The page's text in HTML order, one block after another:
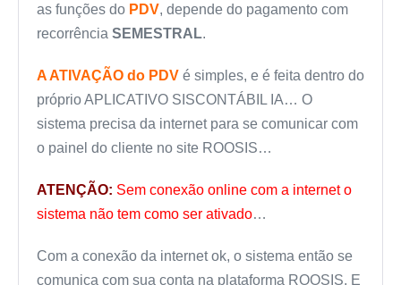
as funções do PDV, depende do pagamento com
recorrência SEMESTRAL.
A ATIVAÇÃO do PDV é simples, e é feita dentro do
próprio APLICATIVO SISCONTÁBIL IA… O
sistema precisa da internet para se comunicar com
o painel do cliente no site ROOSIS…
ATENÇÃO: Sem conexão online com a internet o
sistema não tem como ser ativado…
Com a conexão da internet ok, o sistema então se
comunica com sua conta na plataforma ROOSIS, E